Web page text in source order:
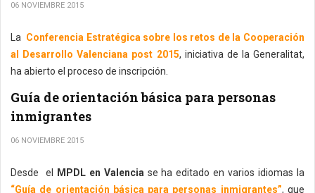
06 NOVIEMBRE 2015
La Conferencia Estratégica sobre los retos de la Cooperación
al Desarrollo Valenciana post 2015, iniciativa de la Generalitat,
ha abierto el proceso de inscripción.
Guía de orientación básica para personas
inmigrantes
06 NOVIEMBRE 2015
Desde el MPDL en Valencia se ha editado en varios idiomas la
“Guía de orientación básica para personas inmigrantes”, que